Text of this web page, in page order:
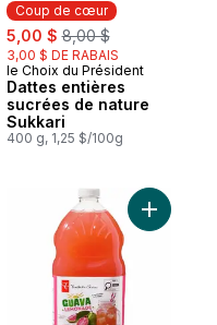
Coup de cœur
sale:
5,00 $ , formerly:
8,00 $
3,00 $ DE RABAIS
Coup de cœur
le Choix du Président
Dattes entières
sucrées de nature
Sukkari
400 g, 1,25 $/100g
aux brisures de chocolat
Ajouter